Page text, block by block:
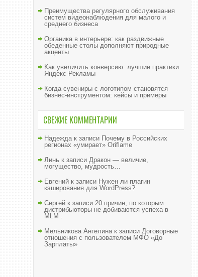
Преимущества регулярного обслуживания
систем видеонаблюдения для малого и
среднего бизнеса
Органика в интерьере: как раздвижные
обеденные столы дополняют природные
акценты
Как увеличить конверсию: лучшие практики
Яндекс Рекламы
Когда сувениры с логотипом становятся
бизнес-инструментом: кейсы и примеры
СВЕЖИЕ КОММЕНТАРИИ
Надеждак записи Почему в Российских
регионах «умирает» Oriflame
Линь к записи Дракон — величие,
могущество, мудрость…
Евгений к записи Нужен ли плагин
кэширования для WordPress?
Сергей к записи 20 причин, по которым
дистрибьюторы не добиваются успеха в
MLM .
Мельникова Ангелинак записи Договорные
отношения с пользователем МФО «До
Зарплаты»